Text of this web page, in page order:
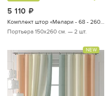
5 110
Портьера 150х260 см. — 2 шт.
NEW